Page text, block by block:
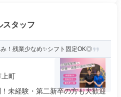
スタッフ
み！残業少なめ✨シフト固定OK◎
町
未経験・第二新卒の方も大歓迎